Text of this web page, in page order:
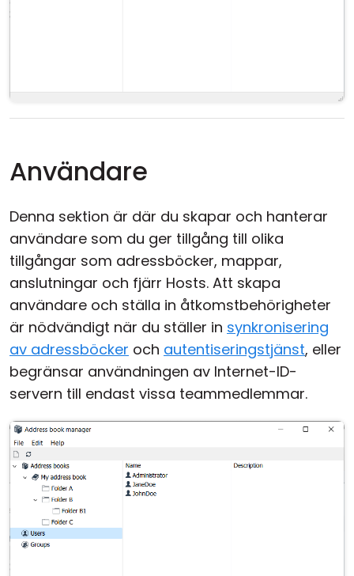
Användare
Denna sektion är där du skapar och hanterar
användare som du ger tillgång till olika
tillgångar som adressböcker, mappar,
anslutningar och fjärr Hosts. Att skapa
användare och ställa in åtkomstbehörigheter
är nödvändigt när du ställer in synkronisering
av adressböcker och autentiseringstjänst, eller
begränsar användningen av Internet-ID-
servern till endast vissa teammedlemmar.